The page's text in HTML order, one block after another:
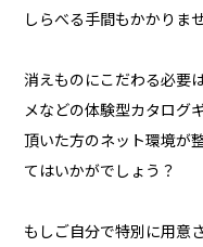
しらべる手間もかかりませ
消えものにこだわる必要
メなどの体験型カタログ
頂いた方のネット環境が
てはいかがでしょう？
もしご自分で特別に用意